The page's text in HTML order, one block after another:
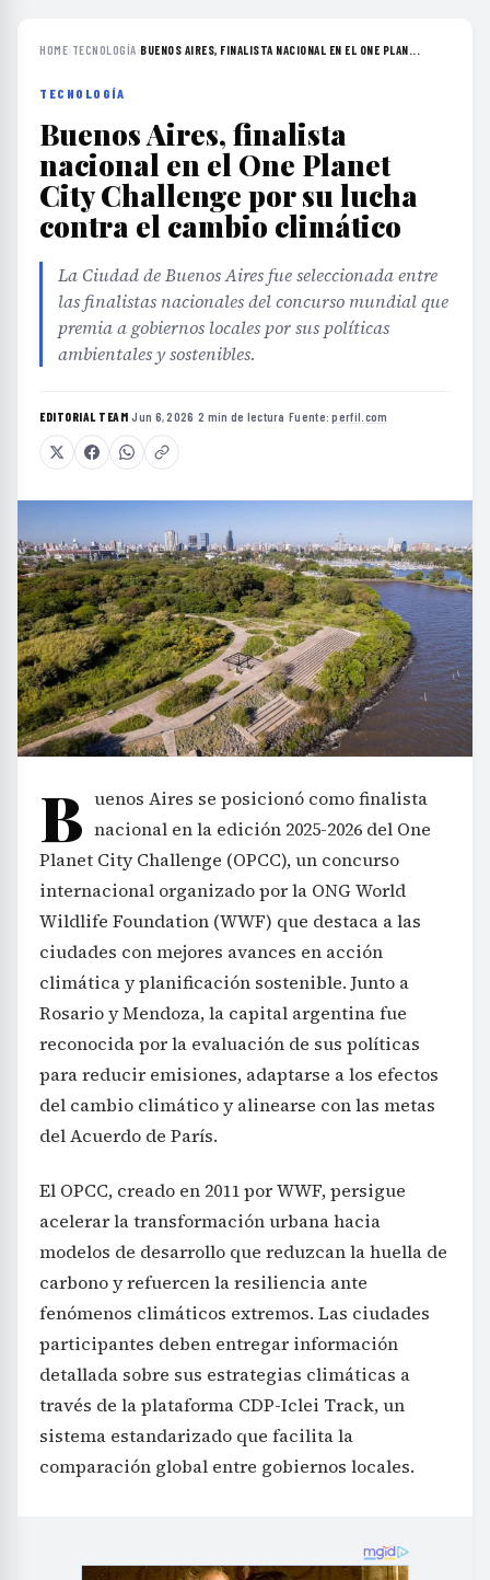
HOME› TECNOLOGÍA›BUENOS AIRES, FINALISTA NACIONAL EN EL ONE PLAN...
TECNOLOGÍA
Buenos Aires, finalista
nacional en el One Planet
City Challenge por su lucha
contra el cambio climático
La Ciudad de Buenos Aires fue seleccionada entre
las finalistas nacionales del concurso mundial que
premia a gobiernos locales por sus políticas
ambientales y sostenibles.
EDITORIAL TEAM·Jun 6, 2026 ·2 min de lectura ·Fuente:perfil.com
B uenos Aires se posicionó como finalista
nacional en la edición 2025-2026 del One
Planet City Challenge (OPCC), un concurso
internacional organizado por la ONG World
Wildlife Foundation (WWF) que destaca a las
ciudades con mejores avances en acción
climática y planificación sostenible. Junto a
Rosario y Mendoza, la capital argentina fue
reconocida por la evaluación de sus políticas
para reducir emisiones, adaptarse a los efectos
del cambio climático y alinearse con las metas
del Acuerdo de París.
El OPCC, creado en 2011 por WWF, persigue
acelerar la transformación urbana hacia
modelos de desarrollo que reduzcan la huella de
carbono y refuercen la resiliencia ante
fenómenos climáticos extremos. Las ciudades
participantes deben entregar información
detallada sobre sus estrategias climáticas a
través de la plataforma CDP-Iclei Track, un
sistema estandarizado que facilita la
comparación global entre gobiernos locales.